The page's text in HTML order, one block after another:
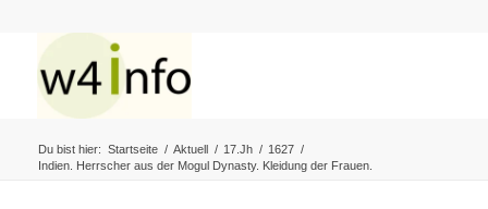
Du bist hier: Startseite / Aktuell / 17.Jh / 1627 /
Indien. Herrscher aus der Mogul Dynasty. Kleidung der Frauen.